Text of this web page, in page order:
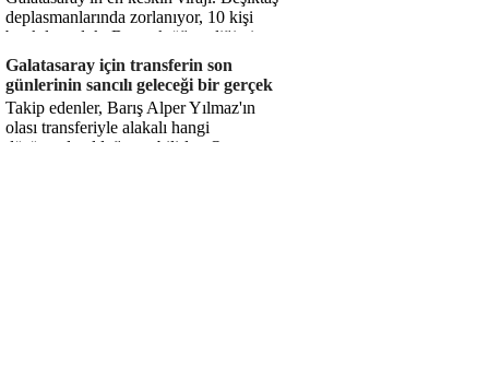
deplasmanlarında zorlanıyor, 10 kişi
bırakılıyorduk. Bu artık öğrendiğimiz
bir gerçek. Sane...
Galatasaray için transferin son
günlerinin sancılı geleceği bir gerçek
Takip edenler, Barış Alper Yılmaz'ın
olası transferiyle alakalı hangi
düşüncede olduğumu bilirler. O